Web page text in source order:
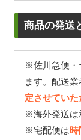
商品の発送
※佐川急便・
ます。配送
定させていた
※海外発送は
※宅配便は時